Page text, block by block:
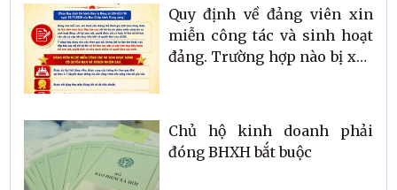
Quy định về đảng viên xin
miễn công tác và sinh hoạt
đảng. Trường hợp nào bị xóa
Chủ hộ kinh doanh phải
đóng BHXH bắt buộc